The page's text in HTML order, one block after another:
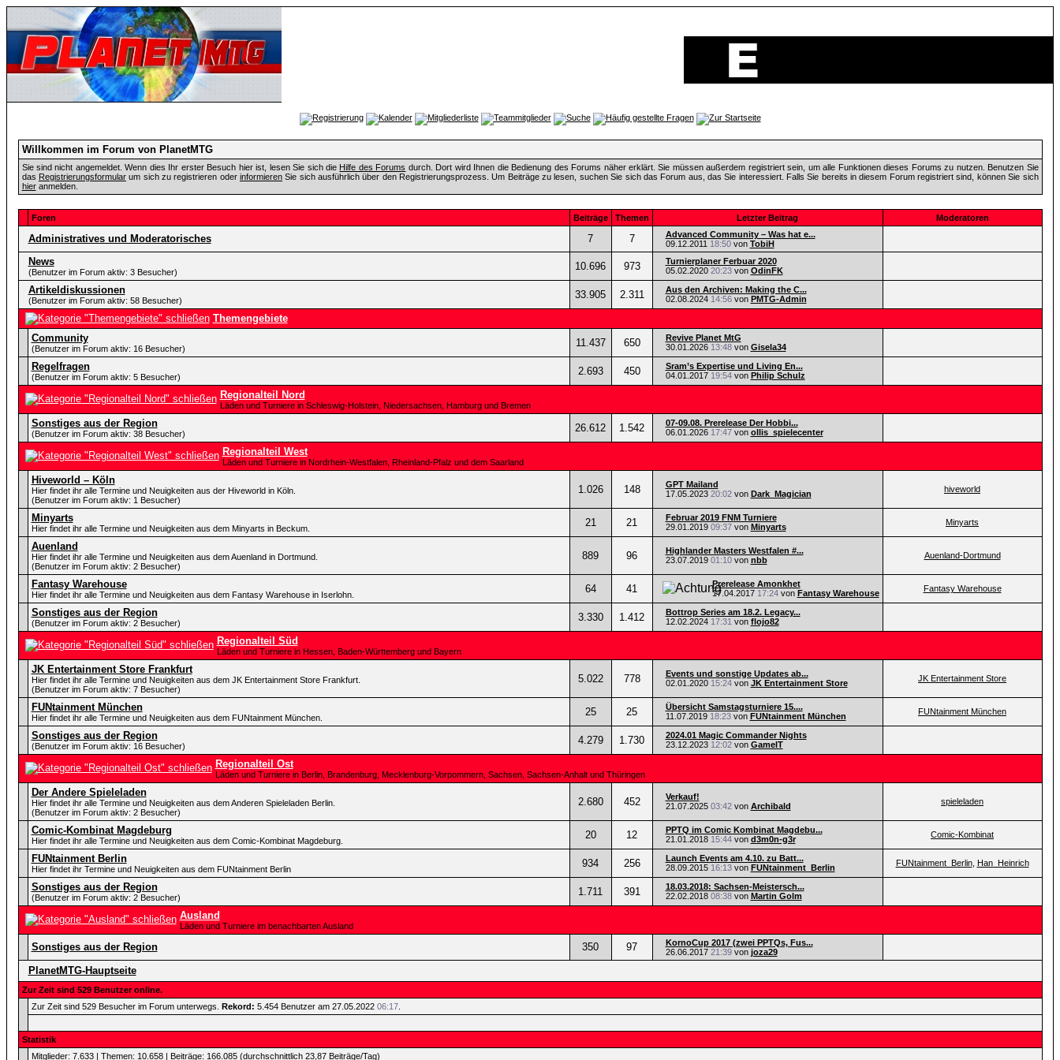
Willkommen im Forum von PlanetMTG
Sie sind nicht angemeldet. Wenn dies Ihr erster Besuch hier ist, lesen Sie sich die Hilfe des Forums durch. Dort wird Ihnen die Bedienung des Forums näher erklärt. Sie müssen außerdem registriert sein, um alle Funktionen dieses Forums zu nutzen. Benutzen Sie
das Registrierungsformularum sich zu registrieren oder informierenSie sich ausführlich über den Registrierungsprozess. Um Beiträge zu lesen, suchen Sie sich das Forum aus, das Sie interessiert. Falls Sie bereits in diesem Forum registriert sind, können Sie sich
hieranmelden.
Foren Beiträge Themen Letzter Beitrag Moderatoren
Administratives und Moderatorisches 7 7
Advanced Community – Was hat e...
09.12.2011 18:50von TobiH
News
(Benutzer im Forum aktiv: 3 Besucher) 10.696 973
Turnierplaner Ferbuar 2020
05.02.2020 20:23von OdinFK
Artikeldiskussionen
(Benutzer im Forum aktiv: 58 Besucher) 33.905 2.311
Aus den Archiven: Making the C...
02.08.2024 14:56von PMTG-Admin
Themengebiete
Community
(Benutzer im Forum aktiv: 16 Besucher) 11.437 650
Revive Planet MtG
30.01.2026 13:48von Gisela34
Regelfragen
(Benutzer im Forum aktiv: 5 Besucher) 2.693 450
Sram’s Expertise und Living En...
04.01.2017 19:54von Philip Schulz
Regionalteil Nord
Läden und Turniere in Schleswig-Holstein, Niedersachsen, Hamburg und Bremen
Sonstiges aus der Region
(Benutzer im Forum aktiv: 38 Besucher) 26.612 1.542
07-09.08. Prerelease Der Hobbi...
06.01.2026 17:47von ollis_spielecenter
Regionalteil West
Läden und Turniere in Nordrhein-Westfalen, Rheinland-Pfalz und dem Saarland
Hiveworld – Köln
Hier findet ihr alle Termine und Neuigkeiten aus der Hiveworld in Köln.
(Benutzer im Forum aktiv: 1 Besucher)
1.026 148
GPT Mailand
17.05.2023 20:02von Dark_Magician hiveworld
Minyarts
Hier findet ihr alle Termine und Neuigkeiten aus dem Minyarts in Beckum. 21 21
Februar 2019 FNM Turniere
29.01.2019 09:37von Minyarts Minyarts
Auenland
Hier findet ihr alle Termine und Neuigkeiten aus dem Auenland in Dortmund.
(Benutzer im Forum aktiv: 2 Besucher)
889 96
Highlander Masters Westfalen #...
23.07.2019 01:10von nbb Auenland-Dortmund
Fantasy Warehouse
Hier findet ihr alle Termine und Neuigkeiten aus dem Fantasy Warehouse in Iserlohn. 64 41
Prerelease Amonkhet
17.04.2017 17:24von Fantasy Warehouse Fantasy Warehouse
Sonstiges aus der Region
(Benutzer im Forum aktiv: 2 Besucher) 3.330 1.412
Bottrop Series am 18.2. Legacy...
12.02.2024 17:31 von flojo82
Regionalteil Süd
Läden und Turniere in Hessen, Baden-Württemberg und Bayern
JK Entertainment Store Frankfurt
Hier findet ihr alle Termine und Neuigkeiten aus dem JK Entertainment Store Frankfurt.
(Benutzer im Forum aktiv: 7 Besucher)
5.022 778
Events und sonstige Updates ab...
02.01.2020 15:24von JK Entertainment Store JK Entertainment Store
FUNtainment München
Hier findet ihr alle Termine und Neuigkeiten aus dem FUNtainment München. 25 25
Übersicht Samstagsturniere 15....
11.07.2019 18:23von FUNtainment München FUNtainment München
Sonstiges aus der Region
(Benutzer im Forum aktiv: 16 Besucher) 4.279 1.730
2024.01 Magic Commander Nights
23.12.2023 12:02von GameIT
Regionalteil Ost
Läden und Turniere in Berlin, Brandenburg, Mecklenburg-Vorpommern, Sachsen, Sachsen-Anhalt und Thüringen
Der Andere Spieleladen
Hier findet ihr alle Termine und Neuigkeiten aus dem Anderen Spieleladen Berlin.
(Benutzer im Forum aktiv: 2 Besucher)
2.680 452
Verkauf!
21.07.2025 03:42von Archibald spieleladen
Comic-Kombinat Magdeburg
Hier findet ihr alle Termine und Neuigkeiten aus dem Comic-Kombinat Magdeburg. 20 12
PPTQ im Comic Kombinat Magdebu...
21.01.2018 15:44von d3m0n-g3r Comic-Kombinat
FUNtainment Berlin
Hier findet ihr Termine und Neuigkeiten aus dem FUNtainment Berlin 934 256
Launch Events am 4.10. zu Batt...
28.09.2015 16:13von FUNtainment_Berlin FUNtainment_Berlin, Han_Heinrich
Sonstiges aus der Region
(Benutzer im Forum aktiv: 2 Besucher) 1.711 391
18.03.2018: Sachsen-Meistersch...
22.02.2018 08:38von Martin Golm
Ausland
Läden und Turniere im benachbarten Ausland
Sonstiges aus der Region 350 97
KornoCup 2017 (zwei PPTQs, Fus...
26.06.2017 21:39von joza29
PlanetMTG-Hauptseite
Zur Zeit sind 529 Benutzer online.
Zur Zeit sind 529 Besucher im Forum unterwegs. Rekord: 5.454 Benutzer am 27.05.2022 06:17.
Statistik
Mitglieder: 7.633 | Themen: 10.658 | Beiträge: 166.085 (durchschnittlich 23,87 Beiträge/Tag)